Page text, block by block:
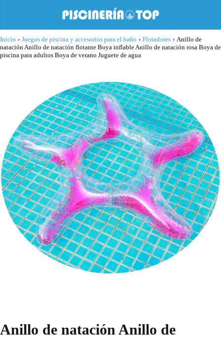
Inicio › Juegos de piscina y accesorios para el baño › Flotadores › Anillo de
natación Anillo de natación flotante Boya inflable Anillo de natación rosa Boya de
piscina para adultos Boya de verano Juguete de agua
Anillo de natación Anillo de